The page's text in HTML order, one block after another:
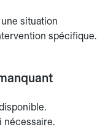
situation
spécifique.
nécessaire.